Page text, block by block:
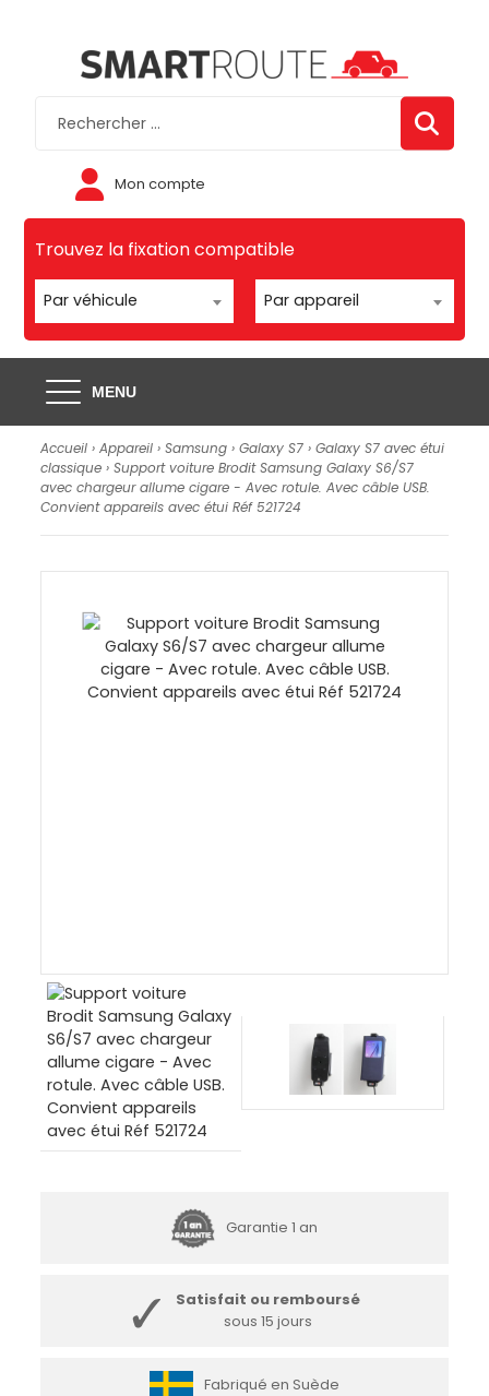
Mon compte
Trouvez la fixation compatible
Par véhicule Par appareil
MENU
Accueil ›Appareil ›Samsung ›Galaxy S7 ›Galaxy S7 avec étui
classique › Support voiture Brodit Samsung Galaxy S6/S7
avec chargeur allume cigare - Avec rotule. Avec câble USB.
Convient appareils avec étui Réf 521724
Garantie 1 an
Satisfait ou remboursé
sous 15 jours
Fabriqué en Suède